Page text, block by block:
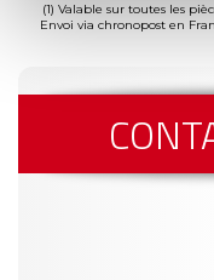
(1) Valable sur toutes les
Envoi via chronopost en